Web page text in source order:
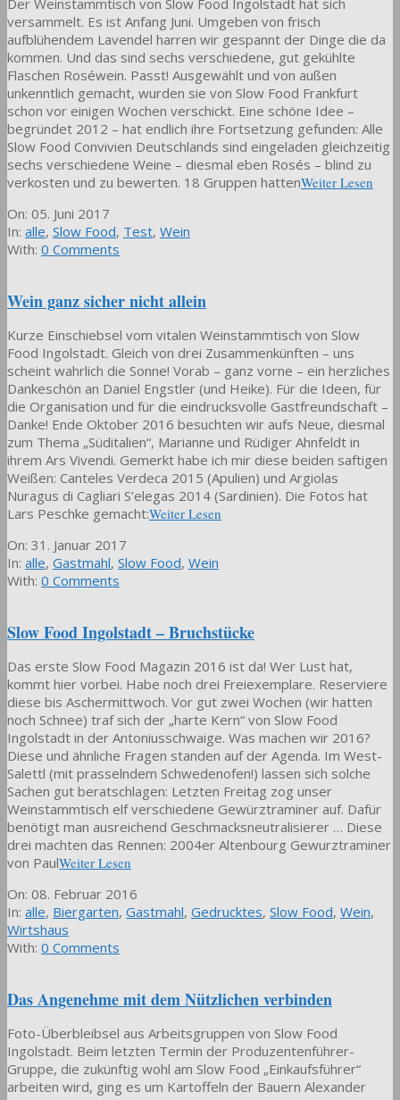
Der Weinstammtisch von Slow Food Ingolstadt hat sich
versammelt. Es ist Anfang Juni. Umgeben von frisch
aufblühendem Lavendel harren wir gespannt der Dinge die da
kommen. Und das sind sechs verschiedene, gut gekühlte
Flaschen Roséwein. Passt! Ausgewählt und von außen
unkenntlich gemacht, wurden sie von Slow Food Frankfurt
schon vor einigen Wochen verschickt. Eine schöne Idee –
begründet 2012 – hat endlich ihre Fortsetzung gefunden: Alle
Slow Food Convivien Deutschlands sind eingeladen gleichzeitig
sechs verschiedene Weine – diesmal eben Rosés – blind zu
verkosten und zu bewerten. 18 Gruppen hattenWeiter Lesen
2017-
06-
05
On: 05. Juni 2017
In: alle, Slow Food, Test, Wein
With: 0 Comments
Wein ganz sicher nicht allein
Kurze Einschiebsel vom vitalen Weinstammtisch von Slow
Food Ingolstadt. Gleich von drei Zusammenkünften – uns
scheint wahrlich die Sonne! Vorab – ganz vorne – ein herzliches
Dankeschön an Daniel Engstler (und Heike). Für die Ideen, für
die Organisation und für die eindrucksvolle Gastfreundschaft –
Danke! Ende Oktober 2016 besuchten wir aufs Neue, diesmal
zum Thema „Süditalien“, Marianne und Rüdiger Ahnfeldt in
ihrem Ars Vivendi. Gemerkt habe ich mir diese beiden saftigen
Weißen: Canteles Verdeca 2015 (Apulien) und Argiolas
Nuragus di Cagliari S’elegas 2014 (Sardinien). Die Fotos hat
Lars Peschke gemacht:Weiter Lesen
2017-
01-
31
On: 31. Januar 2017
In: alle, Gastmahl, Slow Food, Wein
With: 0 Comments
Slow Food Ingolstadt – Bruchstücke
Das erste Slow Food Magazin 2016 ist da! Wer Lust hat,
kommt hier vorbei. Habe noch drei Freiexemplare. Reserviere
diese bis Aschermittwoch. Vor gut zwei Wochen (wir hatten
noch Schnee) traf sich der „harte Kern“ von Slow Food
Ingolstadt in der Antoniusschwaige. Was machen wir 2016?
Diese und ähnliche Fragen standen auf der Agenda. Im West-
Salettl (mit prasselndem Schwedenofen!) lassen sich solche
Sachen gut beratschlagen: Letzten Freitag zog unser
Weinstammtisch elf verschiedene Gewürztraminer auf. Dafür
benötigt man ausreichend Geschmacksneutralisierer … Diese
drei machten das Rennen: 2004er Altenbourg Gewurztraminer
von PaulWeiter Lesen
2016-
02-
08
On: 08. Februar 2016
In: alle, Biergarten, Gastmahl, Gedrucktes, Slow Food, Wein,
Wirtshaus
With: 0 Comments
Das Angenehme mit dem Nützlichen verbinden
Foto-Überbleibsel aus Arbeitsgruppen von Slow Food
Ingolstadt. Beim letzten Termin der Produzentenführer-
Gruppe, die zukünftig wohl am Slow Food „Einkaufsführer“
arbeiten wird, ging es um Kartoffeln der Bauern Alexander